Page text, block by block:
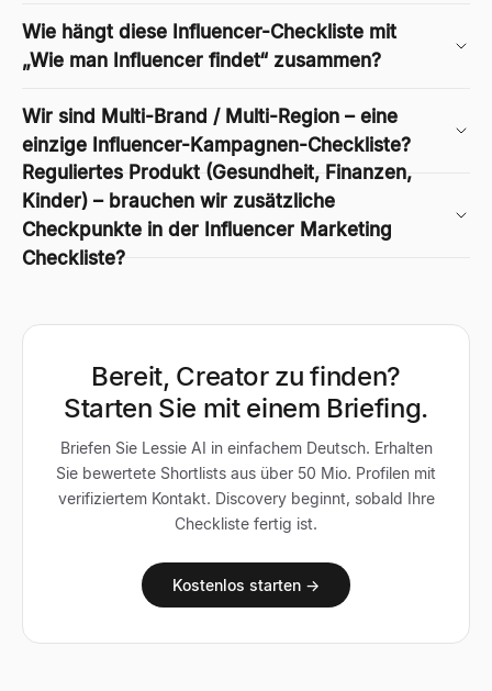
Wie hängt diese Influencer-Checkliste mit
„Wie man Influencer findet“ zusammen?
Wir sind Multi-Brand / Multi-Region – eine
einzige Influencer-Kampagnen-Checkliste?
Reguliertes Produkt (Gesundheit, Finanzen,
Kinder) – brauchen wir zusätzliche
Checkpunkte in der Influencer Marketing
Checkliste?
Bereit, Creator zu finden?
Starten Sie mit einem Briefing.
Briefen Sie Lessie AI in einfachem Deutsch. Erhalten
Sie bewertete Shortlists aus über 50 Mio. Profilen mit
verifiziertem Kontakt. Discovery beginnt, sobald Ihre
Checkliste fertig ist.
Kostenlos starten →